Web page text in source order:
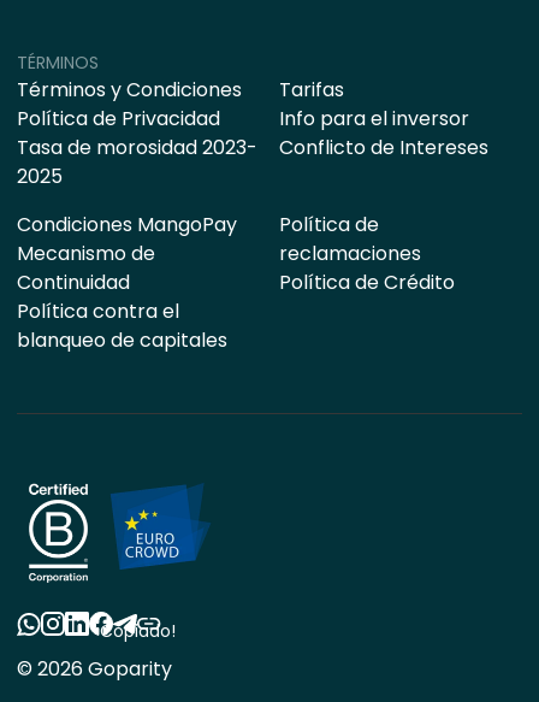
TÉRMINOS
Términos y Condiciones
Política de Privacidad
Tasa de morosidad 2023-
2025
Tarifas
Info para el inversor
Conflicto de Intereses
Condiciones MangoPay
Mecanismo de
Continuidad
Política contra el
blanqueo de capitales
Política de
reclamaciones
Política de Crédito
© 2026 Goparity
Copiado!